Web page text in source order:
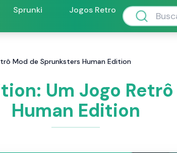
Sprunki
Jogos Retro
Mod de Sprunksters Human Edition
Um Jogo
Human Edition